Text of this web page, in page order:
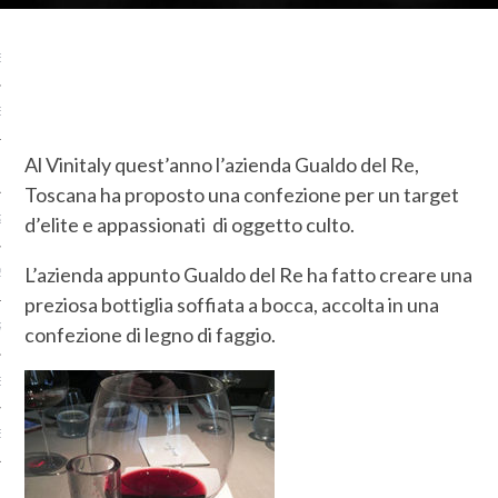
ARCHIVI
2019
2019
2018
2018
2018
Al Vinitaly quest’anno l’azienda Gualdo del Re,
Toscana ha proposto una confezione per un target
d’elite e appassionati di oggetto culto.
L’azienda appunto Gualdo del Re ha fatto creare una
preziosa bottiglia soffiata a bocca, accolta in una
confezione di legno di faggio.